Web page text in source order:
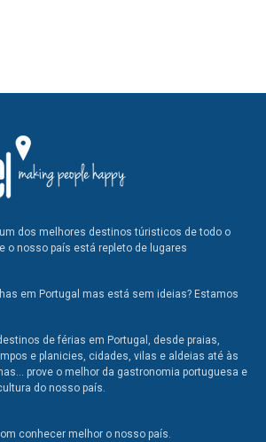
dos melhores destinos túristicos de todo o
o nosso país está repleto de lugares
em Portugal mas está sem ideias? Estamos
de férias em Portugal, desde praias,
e planicies, cidades, vilas e aldeias até às
prove o melhor da gastronomia portuguesa e
do nosso país.
conhecer melhor o nosso país.